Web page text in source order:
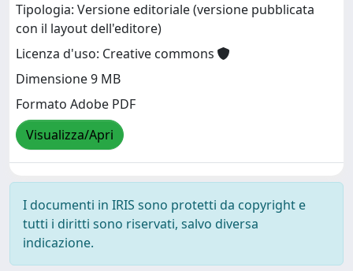
Tipologia: Versione editoriale (versione pubblicata
con il layout dell'editore)
Licenza d'uso: Creative commons
Dimensione 9 MB
Formato Adobe PDF
Visualizza/Apri
I documenti in IRIS sono protetti da copyright e
tutti i diritti sono riservati, salvo diversa
indicazione.